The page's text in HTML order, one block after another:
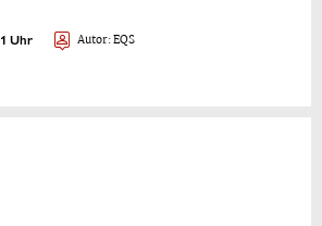
Uhr Autor: EQS